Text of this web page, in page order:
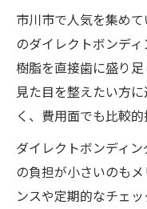
市川市で人気を集め
のダイレクトボンデ
樹脂を直接歯に盛り
見た目を整えたい方
く、費用面でも比較的
ダイレクトボンディ
の負担が小さいのも
ンスや定期的なチェ